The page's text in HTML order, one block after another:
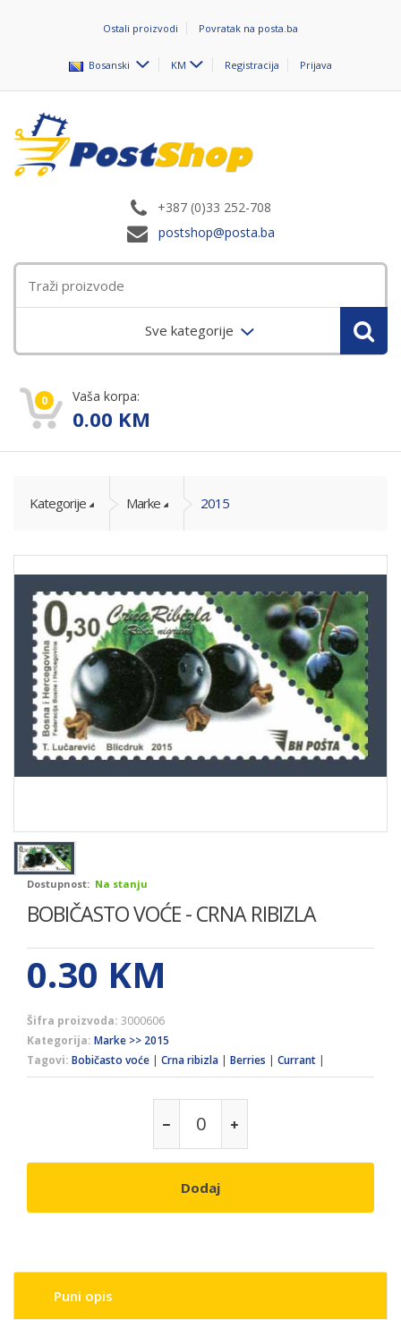
Ostali proizvodi Povratak na posta.ba
Bosanski KM Registracija Prijava
+387 (0)33 252-708
postshop@posta.ba
Sve kategorije
0 Vaša korpa:
0.00 KM
Kategorije Marke 2015
Dostupnost: Na stanju
BOBIČASTO VOĆE - CRNA RIBIZLA
0.30 KM
Šifra proizvoda: 3000606
Kategorija: Marke >> 2015
Tagovi: Bobičasto voće | Crna ribizla | Berries | Currant |
Dodaj
Puni opis